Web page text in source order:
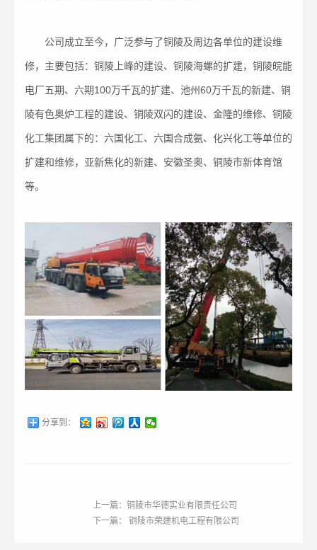
公司成立至今，广泛参与了铜陵及周边各单位的建设维
修，主要包括：铜陵上峰的建设、铜陵海螺的扩建，铜陵皖能
电厂五期、六期100万千瓦的扩建、池州60万千瓦的新建、铜
陵有色奥炉工程的建设、铜陵双闪的建设、金隆的维修、铜陵
化工集团属下的：六国化工、六国合成氨、化兴化工等单位的
扩建和维修，亚新焦化的新建、安徽圣奥、铜陵市新体育馆
等。
分享到：
上一篇：铜陵市华德实业有限责任公司
下一篇： 铜陵市荣建机电工程有限公司